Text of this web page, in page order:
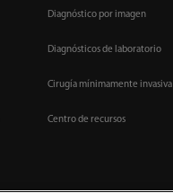
Diagnóstico por imagen
Diagnósticos de laboratorio
Cirugía mínimamente invasiva
Centro de recursos